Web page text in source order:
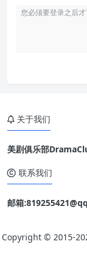
关于我们
美剧俱乐部
联系我们
邮箱
Copyright © 2015-